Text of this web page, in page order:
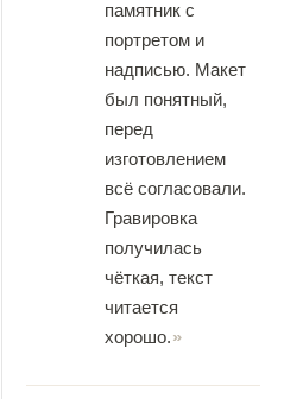
памятник с
портретом и
надписью. Макет
был понятный,
перед
изготовлением
всё согласовали.
Гравировка
получилась
чёткая, текст
читается
хорошо.